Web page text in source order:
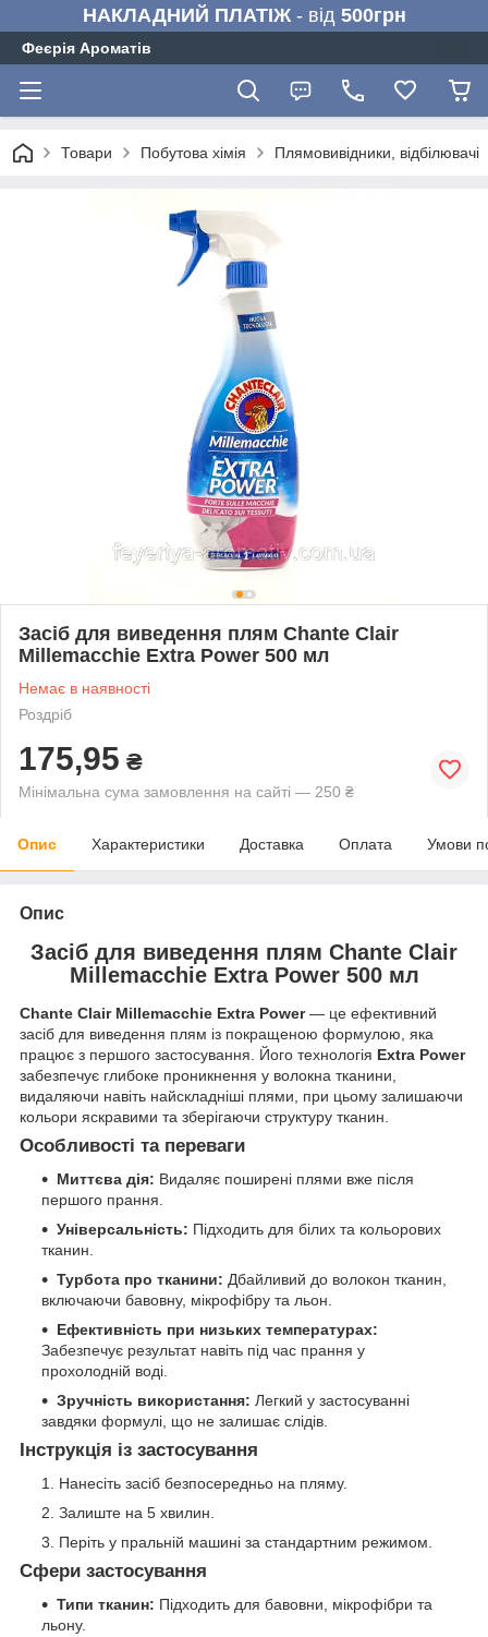
НАКЛАДНИЙ ПЛАТІЖ- від 500грн
Феєрія Ароматів
Товари Побутова хімія Плямовивідники, відбілювачі
Засіб для виведення плям Chante Clair
Millemacchie Extra Power 500 мл
Немає в наявності
Роздріб
175,95 ₴
Мінімальна сума замовлення на сайті — 250 ₴
Опис Характеристики Доставка Оплата Умови
Опис
Засіб для виведення плям Chante Clair
Millemacchie Extra Power 500 мл
Chante Clair Millemacchie Extra Power— це ефективний
засіб для виведення плям із покращеною формулою, яка
працює з першого застосування. Його технологія Extra Power
забезпечує глибоке проникнення у волокна тканини,
видаляючи навіть найскладніші плями, при цьому залишаючи
кольори яскравими та зберігаючи структуру тканин.
Особливості та переваги
Миттєва дія: Видаляє поширені плями вже після
першого прання.
Універсальність: Підходить для білих та кольорових
тканин.
Турбота про тканини: Дбайливий до волокон тканин,
включаючи бавовну, мікрофібру та льон.
Ефективність при низьких температурах:
Забезпечує результат навіть під час прання у
прохолодній воді.
Зручність використання: Легкий у застосуванні
завдяки формулі, що не залишає слідів.
Інструкція із застосування
Нанесіть засіб безпосередньо на пляму.
Залиште на 5 хвилин.
Періть у пральній машині за стандартним режимом.
Сфери застосування
Типи тканин: Підходить для бавовни, мікрофібри та
льону.